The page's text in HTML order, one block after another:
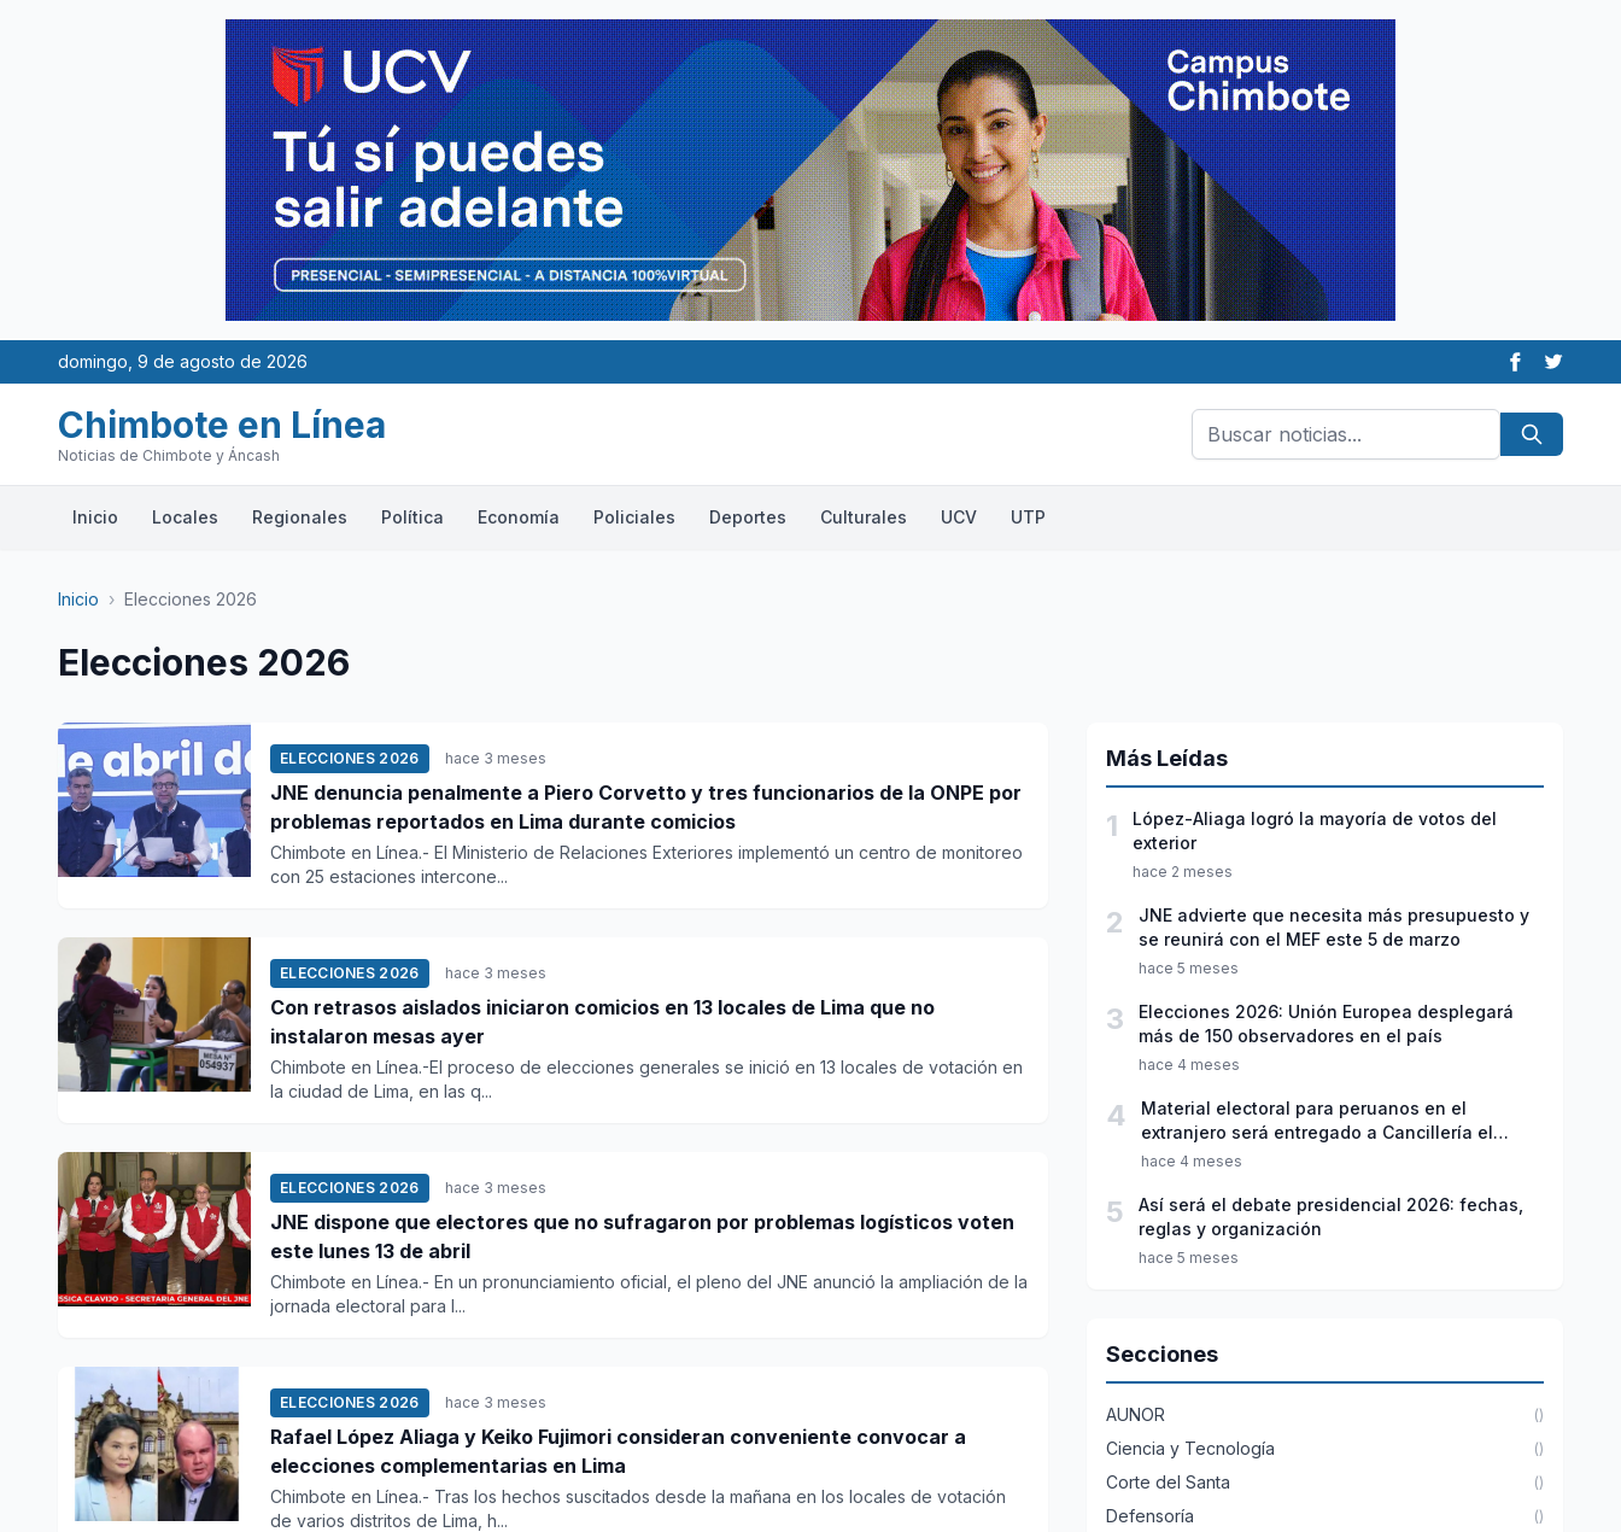
domingo, 9 de agosto de 2026
Chimbote en Línea
Noticias de Chimbote y Áncash
Inicio Locales Regionales Política Economía Policiales Deportes Culturales UCV UTP
Inicio › Elecciones 2026
Elecciones 2026
ELECCIONES 2026 hace 3 meses
JNE denuncia penalmente a Piero Corvetto y tres funcionarios de la ONPE por
problemas reportados en Lima durante comicios
Chimbote en Línea.- El Ministerio de Relaciones Exteriores implementó un centro de monitoreo
con 25 estaciones intercone...
ELECCIONES 2026 hace 3 meses
Con retrasos aislados iniciaron comicios en 13 locales de Lima que no
instalaron mesas ayer
Chimbote en Línea.-El proceso de elecciones generales se inició en 13 locales de votación en
la ciudad de Lima, en las q...
ELECCIONES 2026 hace 3 meses
JNE dispone que electores que no sufragaron por problemas logísticos voten
este lunes 13 de abril
Chimbote en Línea.- En un pronunciamiento oficial, el pleno del JNE anunció la ampliación de la
jornada electoral para l...
ELECCIONES 2026 hace 3 meses
Rafael López Aliaga y Keiko Fujimori consideran conveniente convocar a
elecciones complementarias en Lima
Chimbote en Línea.- Tras los hechos suscitados desde la mañana en los locales de votación
de varios distritos de Lima, h...
Más Leídas
1
López-Aliaga logró la mayoría de votos del
exterior
hace 2 meses
2
JNE advierte que necesita más presupuesto y
se reunirá con el MEF este 5 de marzo
hace 5 meses
3
Elecciones 2026: Unión Europea desplegará
más de 150 observadores en el país
hace 4 meses
4
Material electoral para peruanos en el
extranjero será entregado a Cancillería el
domingo 22 de marzo
hace 4 meses
5
Así será el debate presidencial 2026: fechas,
reglas y organización
hace 5 meses
Secciones
AUNOR ()
Ciencia y Tecnología ()
Corte del Santa ()
Defensoría ()